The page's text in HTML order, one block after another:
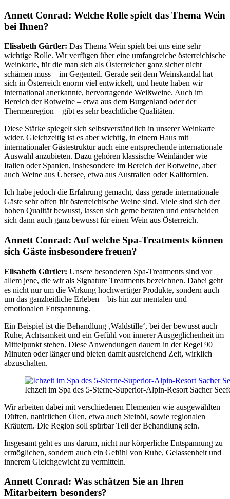
Annett Conrad: Welche Rolle spielt das Thema Wein
bei Ihnen?
Elisabeth Gürtler: Das Thema Wein spielt bei uns eine sehr
wichtige Rolle. Wir verfügen über eine umfangreiche österreichische
Weinkarte, für die man sich als Österreicher ganz sicher nicht
schämen muss – im Gegenteil. Gerade seit dem Weinskandal hat
sich in Österreich enorm viel entwickelt, und heute haben wir
international anerkannte, hervorragende Weißweine. Auch im
Bereich der Rotweine – etwa aus dem Burgenland oder der
Thermenregion – gibt es sehr beachtliche Qualitäten.
Diese Stärke spiegelt sich selbstverständlich in unserer Weinkarte
wider. Gleichzeitig ist es aber wichtig, in einem Haus mit
internationaler Gästestruktur auch eine entsprechende internationale
Auswahl anzubieten. Dazu gehören klassische Weinländer wie
Italien oder Spanien, insbesondere im Bereich der Rotweine, aber
auch Weine aus Übersee, etwa aus Australien oder Kalifornien.
Ich habe jedoch die Erfahrung gemacht, dass gerade internationale
Gäste sehr offen für österreichische Weine sind. Viele sind sich der
hohen Qualität bewusst, lassen sich gerne beraten und entscheiden
sich dann auch ganz bewusst für einen Wein aus Österreich.
Annett Conrad: Auf welche Spa-Treatments können
sich Gäste insbesondere freuen?
Elisabeth Gürtler: Unsere besonderen Spa-Treatments sind vor
allem jene, die wir als Signature Treatments bezeichnen. Dabei geht
es nicht nur um die Wirkung hochwertiger Produkte, sondern auch
um das ganzheitliche Erleben – bis hin zur mentalen und
emotionalen Entspannung.
Ein Beispiel ist die Behandlung ‚Waldstille‘, bei der bewusst auch
Ruhe, Achtsamkeit und ein Gefühl von innerer Ausgeglichenheit im
Mittelpunkt stehen. Diese Anwendungen dauern in der Regel 90
Minuten oder länger und bieten damit ausreichend Zeit, wirklich
abzuschalten.
Ichzeit im Spa des 5-Sterne-Superior-Alpin-Resort Sacher
Wir arbeiten dabei mit verschiedenen Elementen wie ausgewählten
Düften, natürlichen Ölen, etwa auch Steinöl, sowie regionalen
Kräutern. Die Region soll spürbar Teil der Behandlung sein.
Insgesamt geht es uns darum, nicht nur körperliche Entspannung zu
ermöglichen, sondern auch ein Gefühl von Ruhe, Gelassenheit und
innerem Gleichgewicht zu vermitteln.
Annett Conrad: Was schätzen Sie an Ihren
Mitarbeitern besonders?